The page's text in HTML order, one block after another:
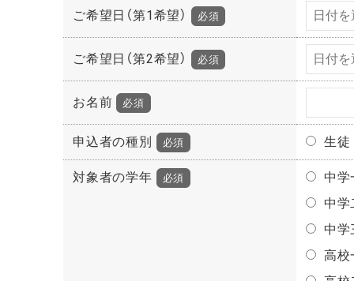
ご希望日（第1希望） 必須
ご希望日（第2希望） 必須
お名前 必須
申込者の種別 必須 生徒
対象者の学年 必須
中学
中学
中学
高校